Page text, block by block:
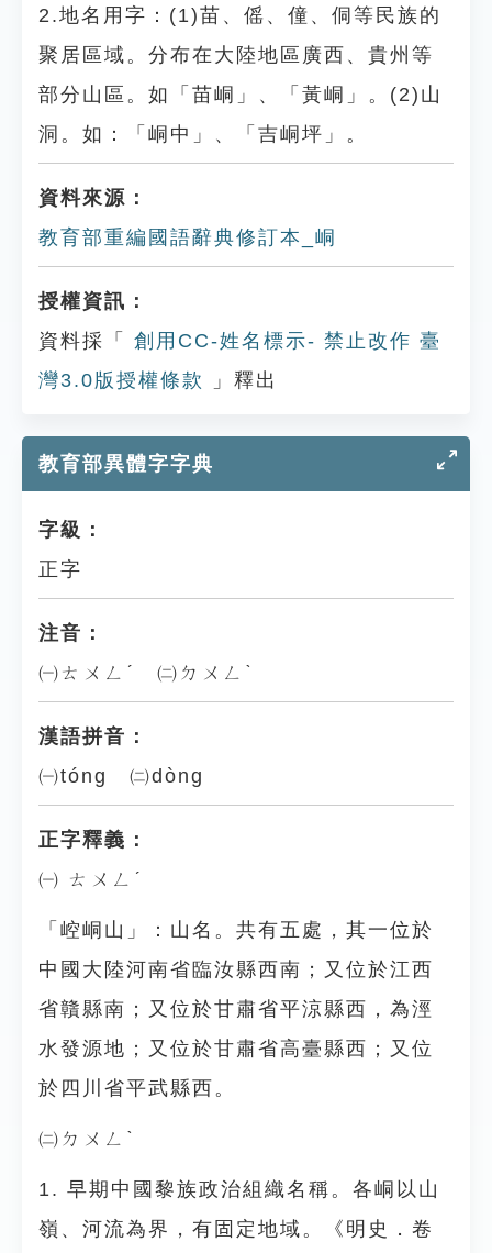
2.地名用字：(1)苗、傜、僮、侗等民族的
聚居區域。分布在大陸地區廣西、貴州等
部分山區。如「苗峒」、「黃峒」。(2)山
洞。如：「峒中」、「吉峒坪」。
資料來源：
教育部重編國語辭典修訂本_峒
授權資訊：
資料採「
創用CC-姓名標示- 禁止改作 臺
灣3.0版授權條款
」釋出
教育部異體字字典
字級：
正字
注音：
㈠ㄊㄨㄥˊ ㈡ㄉㄨㄥˋ
漢語拼音：
㈠tóng ㈡dòng
正字釋義：
㈠ ㄊㄨㄥˊ
「崆峒山」：山名。共有五處，其一位於
中國大陸河南省臨汝縣西南；又位於江西
省贛縣南；又位於甘肅省平涼縣西，為涇
水發源地；又位於甘肅省高臺縣西；又位
於四川省平武縣西。
㈡ㄉㄨㄥˋ
1. 早期中國黎族政治組織名稱。各峒以山
嶺、河流為界，有固定地域。《明史．卷